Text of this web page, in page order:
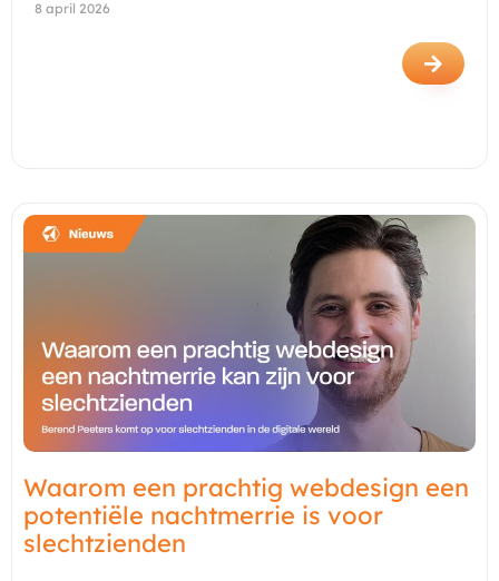
8 april 2026
Waarom een prachtig webdesign een
potentiële nachtmerrie is voor
slechtzienden